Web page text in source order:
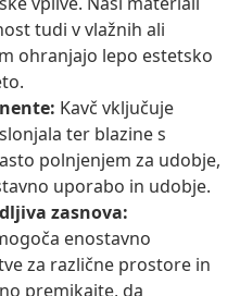
tudi v vlažnih ali
ohranjajo lepo estetsko
Kavč vključuje
ter blazine s
polnjenjem za udobje,
uporabo in udobje.
zasnova:
enostavno
za različne prostore in
premikajte, da